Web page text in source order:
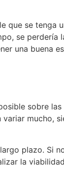
que se tenga
se perdería
una buena
sobre
mucho,
plazo. Si
la